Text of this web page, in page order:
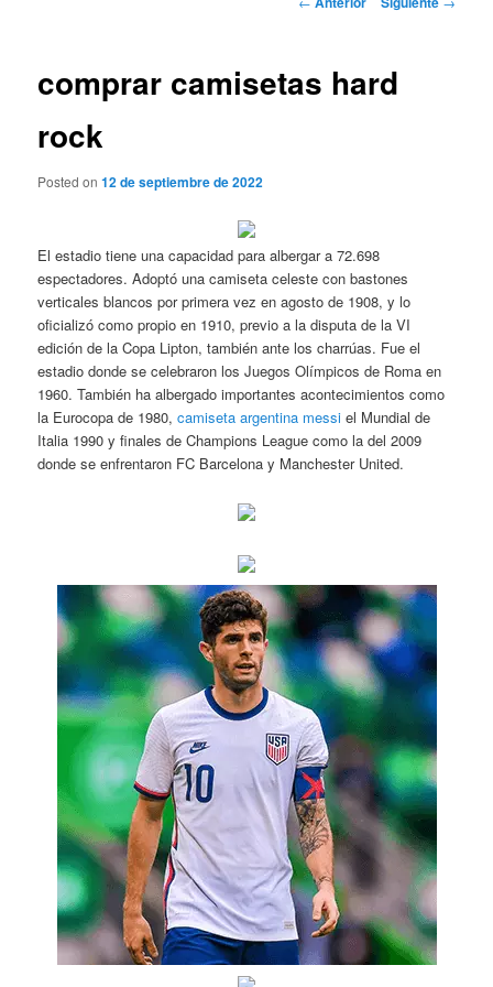
comprar camisetas hard
rock
Posted on12 de septiembre de 2022
El estadio tiene una capacidad para albergar a 72.698
espectadores. Adoptó una camiseta celeste con bastones
verticales blancos por primera vez en agosto de 1908, y lo
oficializó como propio en 1910, previo a la disputa de la VI
edición de la Copa Lipton, también ante los charrúas. Fue el
estadio donde se celebraron los Juegos Olímpicos de Roma en
1960. También ha albergado importantes acontecimientos como
la Eurocopa de 1980,camiseta argentina messi el Mundial de
Italia 1990 y finales de Champions League como la del 2009
donde se enfrentaron FC Barcelona y Manchester United.